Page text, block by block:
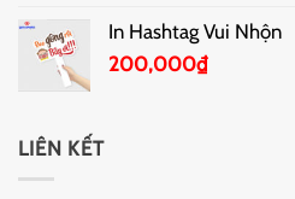
In Hashtag Vui Nhộn
200,000₫
LIÊN KẾT